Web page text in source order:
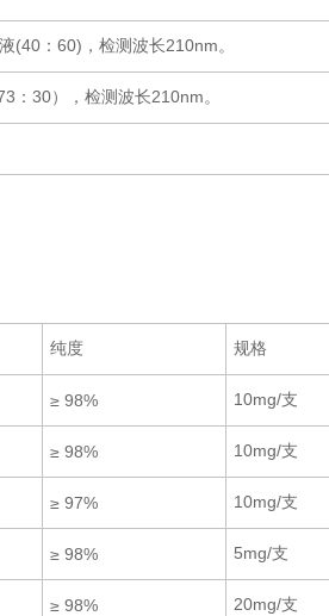
(40：60)，检测波长210nm。
：30），检测波长210nm。
纯度 规格
≥ 98% 10mg/支
≥ 98% 10mg/支
≥ 97% 10mg/支
≥ 98% 5mg/支
≥ 98% 20mg/支